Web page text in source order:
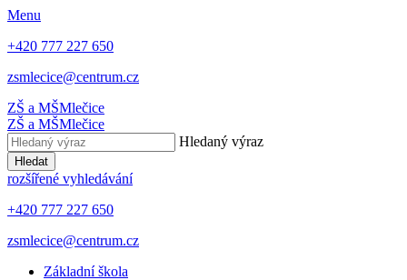
Menu
+420 777 227 650
zsmlecice@centrum.cz
ZŠ a MŠMlečice
ZŠ a MŠMlečice
Hledaný výraz
Hledat
rozšířené vyhledávání
+420 777 227 650
zsmlecice@centrum.cz
Základní škola